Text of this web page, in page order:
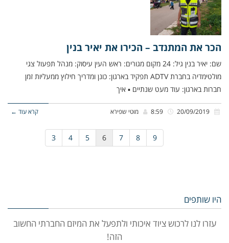
הכר את המתנדב – הכירו את יאיר בנין
שם: יאיר בנין גיל: 24 מקום מגורים: ראש העין עיסוק: מנהל תפעול צגי
מולטימדיה בחברת ADTV תפקיד בארגון: כונן ומדריך חילוץ ממעליות זמן
חברות בארגון: עוד מעט שנתיים ▪ איך
מוטי שפירא קרא עוד ←
3 4 5 6 7 8 9
היו שותפים
עזרו לנו לרכוש ציוד איכותי ולתפעל את המיזם החברתי החשוב
הזה!